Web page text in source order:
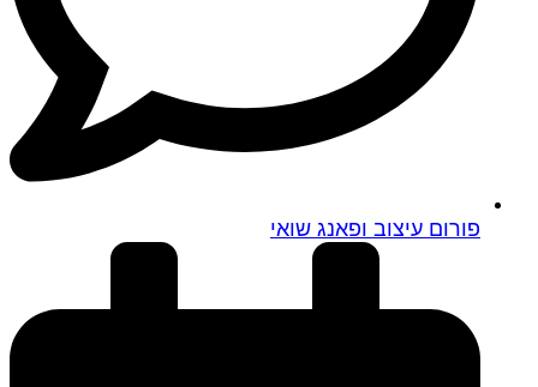
פורום עיצוב ופאנג שואי